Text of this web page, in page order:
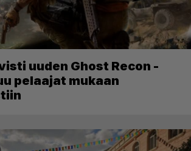
uuden Ghost Recon -
pelaajat mukaan